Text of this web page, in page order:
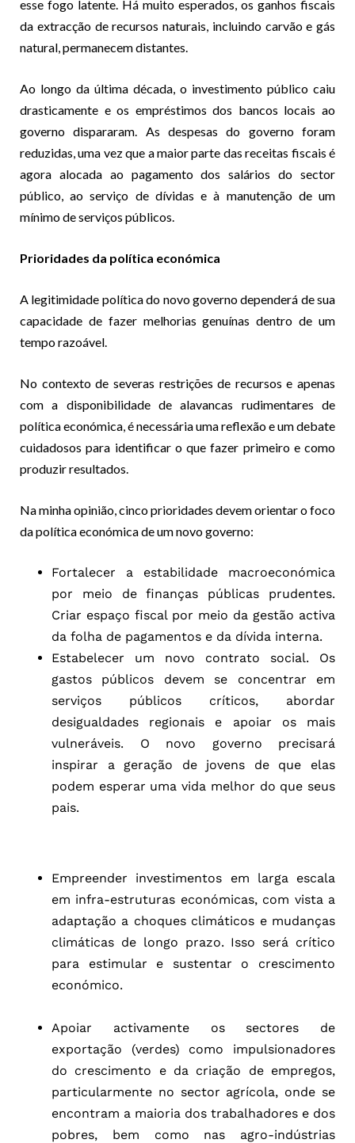
esse fogo latente. Há muito esperados, os ganhos fiscais
da extracção de recursos naturais, incluindo carvão e gás
natural, permanecem distantes.
Ao longo da última década, o investimento público caiu
drasticamente e os empréstimos dos bancos locais ao
governo dispararam. As despesas do governo foram
reduzidas, uma vez que a maior parte das receitas fiscais é
agora alocada ao pagamento dos salários do sector
público, ao serviço de dívidas e à manutenção de um
mínimo de serviços públicos.
Prioridades da política económica
A legitimidade política do novo governo dependerá de sua
capacidade de fazer melhorias genuínas dentro de um
tempo razoável.
No contexto de severas restrições de recursos e apenas
com a disponibilidade de alavancas rudimentares de
política económica, é necessária uma reflexão e um debate
cuidadosos para identificar o que fazer primeiro e como
produzir resultados.
Na minha opinião, cinco prioridades devem orientar o foco
da política económica de um novo governo:
Fortalecer a estabilidade macroeconómica
por meio de finanças públicas prudentes.
Criar espaço fiscal por meio da gestão activa
da folha de pagamentos e da dívida interna.
Estabelecer um novo contrato social. Os
gastos públicos devem se concentrar em
serviços públicos críticos, abordar
desigualdades regionais e apoiar os mais
vulneráveis. O novo governo precisará
inspirar a geração de jovens de que elas
podem esperar uma vida melhor do que seus
pais.
Empreender investimentos em larga escala
em infra-estruturas económicas, com vista a
adaptação a choques climáticos e mudanças
climáticas de longo prazo. Isso será crítico
para estimular e sustentar o crescimento
económico.
Apoiar activamente os sectores de
exportação (verdes) como impulsionadores
do crescimento e da criação de empregos,
particularmente no sector agrícola, onde se
encontram a maioria dos trabalhadores e dos
pobres, bem como nas agro-indústrias